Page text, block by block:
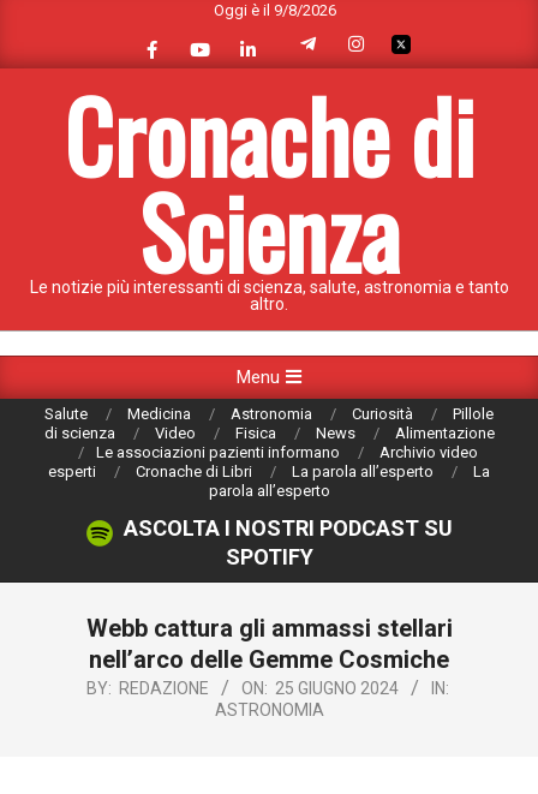
content
Oggi è il 9/8/2026
Cronache di
Scienza
Le notizie più interessanti di scienza, salute, astronomia e tanto
altro.
Navigation
Menu
Salute Medicina Astronomia Curiosità
Pillole
di scienza
Video Fisica News
Alimentazione
Le associazioni pazienti informano
Archivio video
esperti
Cronache di Libri La parola all’esperto
La
parola all’esperto
ASCOLTA I NOSTRI PODCAST SU
SPOTIFY
Webb cattura gli ammassi stellari
nell’arco delle Gemme Cosmiche
BY: REDAZIONE ON: 25 GIUGNO 2024
IN:
ASTRONOMIA